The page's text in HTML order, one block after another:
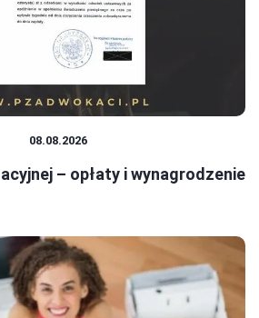
08.08.2026
– opłaty i wynagrodzenie